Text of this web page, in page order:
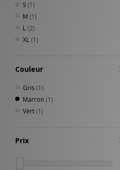
S (1)
M (1)
L (2)
XL (1)
Couleur
Gris (1)
Marron (1)
Vert (1)
Prix